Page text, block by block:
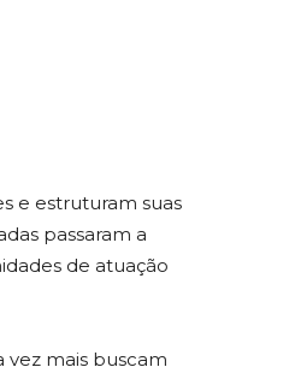
e estruturam suas
passaram a
de atuação
mais buscam